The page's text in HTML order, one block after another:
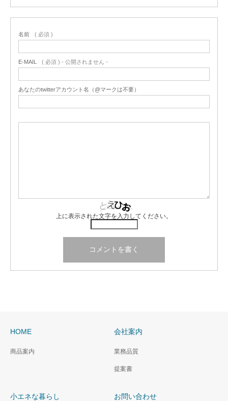
名前 ( 必須 )
E-MAIL ( 必須 ) - 公開されません -
あなたのtwitterアカウント名（@マークは不要）
上に表示された文字を入力してください。
HOME
商品案内
会社案内
業務品質
提案書
小エネな暮らし お問い合わせ